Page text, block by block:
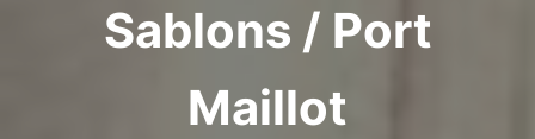
Sablons / Port
Maillot